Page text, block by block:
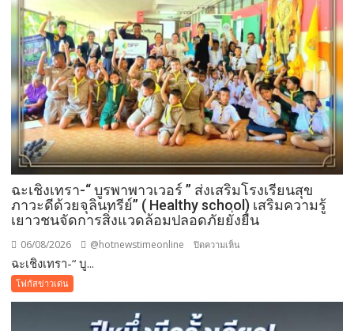
ฉะเชิงเทรา-​“ บูรพาพาวเวอร์ ” ส่งเสริมโรงเรียนสุข
ภาวะดีด้วยจุลินทรีย์” ( Healthy school) เสริมความรู้
เยาวชนจัดการสิ่งแวดล้อมปลอดภัยยั่งยืน
06/08/2026 @hotnewstimeonline ปิดความเห็น
ฉะเชิงเทรา-​“ บู...
โฟกัสข่าวเด่น